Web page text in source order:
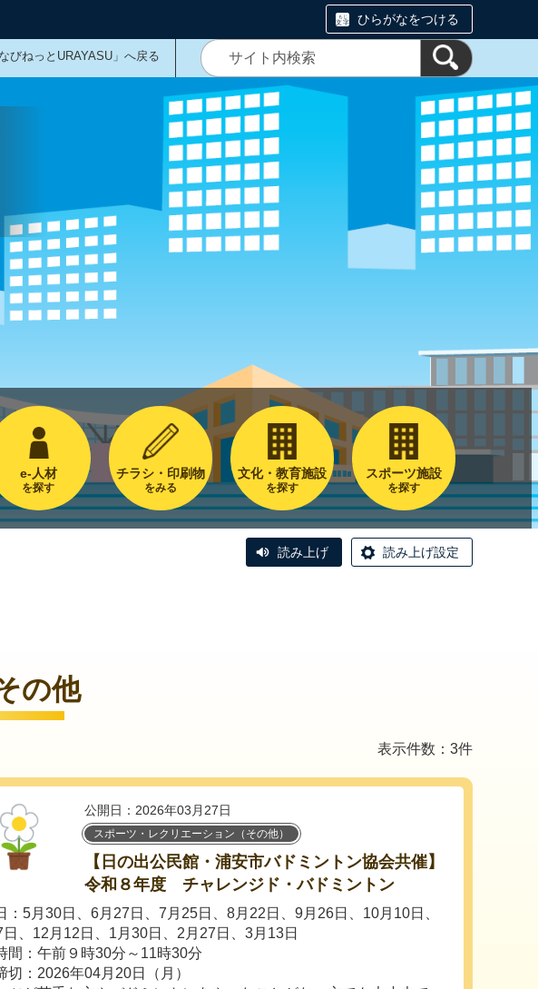
ひらがなをつける
びねっとURAYASU」へ戻る
e-人材
を探す
チラシ・印刷物
をみる
文化・教育施設
を探す
スポーツ施設
を探す
読み上げ 読み上げ設定
の他
表示件数：3件
公開日：2026年03月27日
スポーツ・レクリエーション（その他）
【日の出公民館・浦安市バドミントン協会共催】
令和８年度 チャレンジド・バドミントン
：5月30日、6月27日、7月25日、8月22日、9月26日、10月10日、
日、12月12日、1月30日、2月27日、3月13日
間：午前９時30分～11時30分
切：2026年04月20日（月）